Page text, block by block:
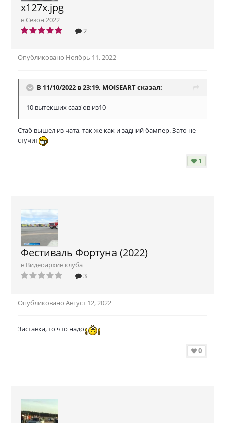
x127x.jpg
в Сезон 2022
2
Опубликовано Ноябрь 11, 2022
В 11/10/2022 в 23:19, MOISEARTсказал:
10 вытекших сааз'ов из10
Стаб вышел из чата, так же как и задний бампер. Зато не
стучит
1
Фестиваль Фортуна (2022)
в Видеоархив клуба
3
Опубликовано Август 12, 2022
Заставка, то что надо
0